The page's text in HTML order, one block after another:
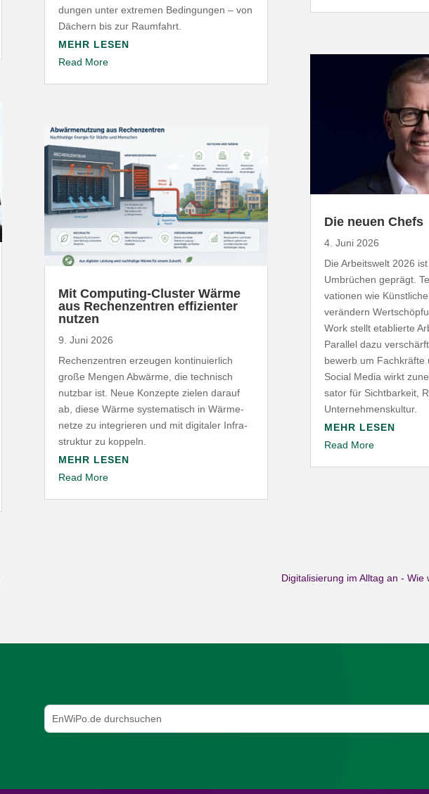
dungen unter extremen Bedin­gungen – von
Dächern bis zur Raumfahrt.
MEHR LESEN
Read More
Mit Computing-​Cluster Wärme
aus Rechen­zentren effi­zi­enter
nutzen
9. Juni 2026
Rechen­zentren erzeugen konti­nu­ierlich
große Mengen Abwärme, die technisch
nutzbar ist. Neue Konzepte zielen darauf
ab, diese Wärme syste­ma­tisch in Wärme­
netze zu inte­grieren und mit digitaler Infra­
struktur zu koppeln.
MEHR LESEN
Read More
Die neuen Chefs
4. Juni 2026
Die Arbeitswelt 2026
Umbrüchen geprägt.
va­tionen wie
verändern
Work stellt etablierte
Parallel dazu
bewerb um Fach­kräfte
Social Media wirkt
sator für Sicht­barkeit,
Unternehmenskultur.
MEHR LESEN
Read More
Digitalisierung im Alltag an - Wie